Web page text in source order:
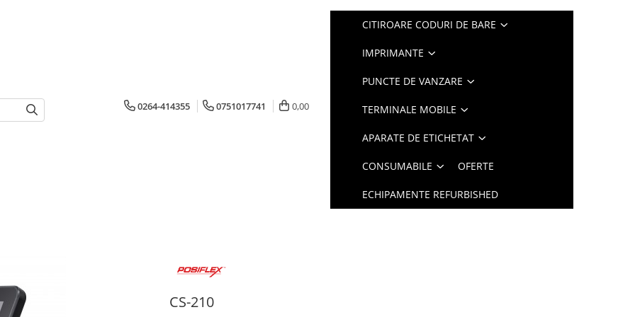
0264-414355 0751017741 0,00
CITIROARE CODURI DE BARE
IMPRIMANTE
PUNCTE DE VANZARE
TERMINALE MOBILE
APARATE DE ETICHETAT
CONSUMABILE OFERTE
ECHIPAMENTE REFURBISHED
CS-210